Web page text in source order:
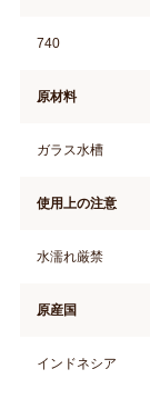
740
原材料
ガラス水槽
使用上の注意
水濡れ厳禁
原産国
インドネシア